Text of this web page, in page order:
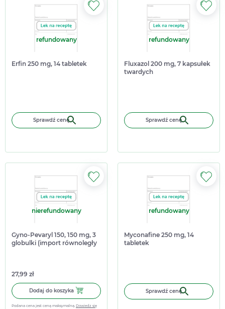
refundowany
Erfin 250 mg, 14 tabletek
Sprawdź cenę
refundowany
Fluxazol 200 mg, 7 kapsułek
twardych
Sprawdź cenę
nierefundowany
Gyno-Pevaryl 150, 150 mg, 3
globulki (import równoległy
27,99 zł
Dodaj do koszyka Dodaj do koszyka Gyno-Pevaryl 150, 150 mg, 3 globulki
Podana cena jest ceną maksymalną. Dowiedz się
refundowany
Myconafine 250 mg, 14
tabletek
Sprawdź cenę